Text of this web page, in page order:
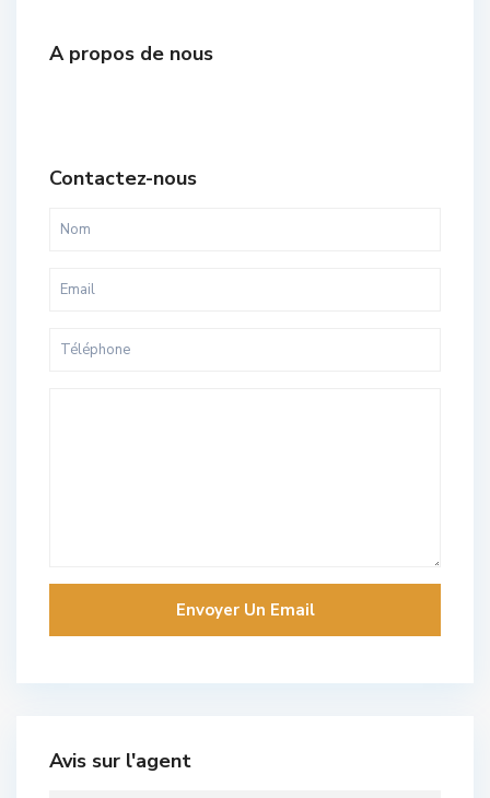
A propos de nous
Contactez-nous
Avis sur l'agent